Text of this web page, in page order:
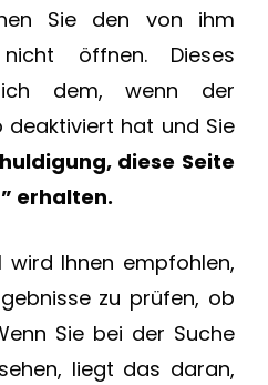
Sie den von ihm
öffnen. Dieses
dem, wenn der
deaktiviert hat und Sie
diese Seite
erhalten.
wird Ihnen empfohlen,
zu prüfen, ob
Sie bei der Suche
liegt das daran,